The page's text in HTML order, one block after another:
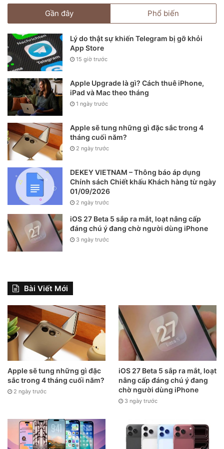
Ngoài iPhone 12 mini, nhiều mẫu iPhone cỡ nhỏ khác như
iPhone 7 hay 8 cũng bị người dùng Việt ghẻ lạnh. Khá thú
vị, ngay cả iPhone SE 2020 từng được ví là làm mưa làm gió
trên thị trường toàn cầu nhưng khi về Việt Nam, sản phẩm
này thậm chí còn bán thấp hơn cả so với các mẫu iPhone
Plus đời cũ như iPhone 7 Plus hay iPhone 8 Plus, vốn có
màn hình 5,5 inch và camera kép.
Gần đây Phổ biến
Lý do thật sự khiến Telegram bị gỡ khỏi
App Store
15 giờ trước
Apple Upgrade là gì? Cách thuê iPhone,
iPad và Mac theo tháng
1 ngày trước
Apple sẽ tung những gì đặc sắc trong 4
tháng cuối năm?
2 ngày trước
DEKEY VIETNAM – Thông báo áp dụng
Chính sách Chiết khấu Khách hàng từ ngày
01/09/2026
2 ngày trước
iOS 27 Beta 5 sắp ra mắt, loạt nâng cấp
đáng chú ý đang chờ người dùng iPhone
3 ngày trước
Bài Viết Mới
Apple sẽ tung những gì đặc
sắc trong 4 tháng cuối năm?
2 ngày trước
iOS 27 Beta 5 sắp ra mắt, loạt
nâng cấp đáng chú ý đang
chờ người dùng iPhone
3 ngày trước